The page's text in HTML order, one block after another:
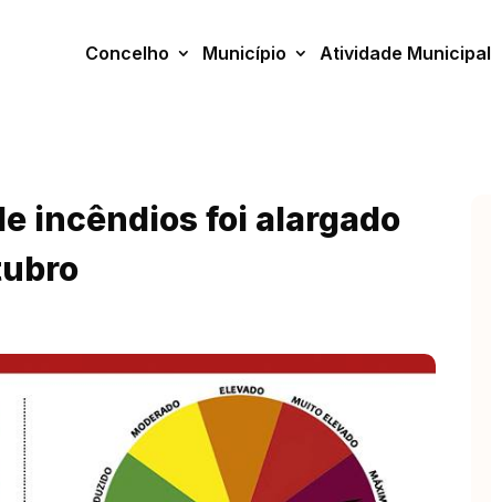
Concelho Município Atividade Municipal
incêndios foi alargado